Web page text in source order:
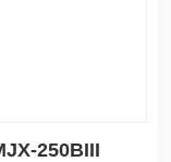
250BIII